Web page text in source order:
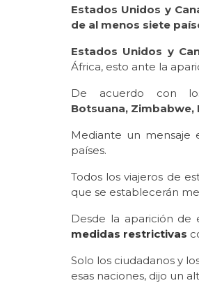
Estados Unidos y
de al menos siete
Estados Unidos y
África, esto ante la
De acuerdo con
Botsuana, Zimbabwe,
Mediante un mensaje
países.
Todos los viajeros de
que se establecerán
Desde la aparición de
medidas restrictivas
Solo los ciudadanos y
esas naciones, dijo un